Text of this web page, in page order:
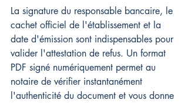
La signature du responsable bancaire, le
cachet officiel de l'établissement et la
date d'émission sont indispensables pour
valider l'attestation de refus. Un format
PDF signé numériquement permet au
notaire de vérifier instantanément
l'authenticité du document et vous donne